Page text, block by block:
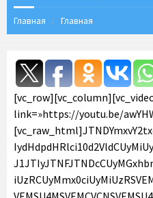
Главная Главная
link=»https://youtu.be/